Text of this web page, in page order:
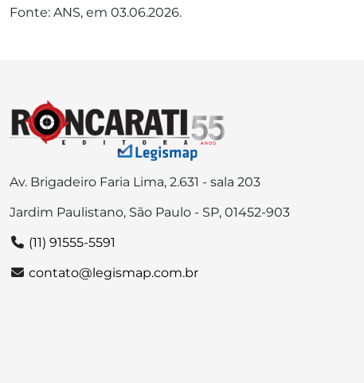
Fonte: ANS, em 03.06.2026.
Av. Brigadeiro Faria Lima, 2.631 - sala 203
Jardim Paulistano, São Paulo - SP, 01452-903
(11) 91555-5591
contato@legismap.com.br